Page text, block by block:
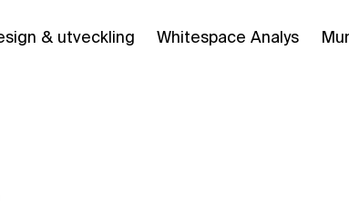
& utveckling Whitespace Analys